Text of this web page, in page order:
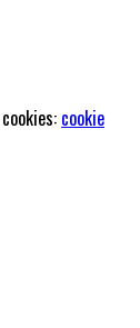
cookie